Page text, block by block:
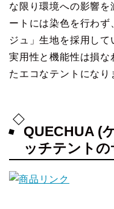
な限り環境への影響
ートには染色を行わ
ジュ」生地を採用して
実用性と機能性は損
たエコなテントになり
QUECHUA (
ッチテント